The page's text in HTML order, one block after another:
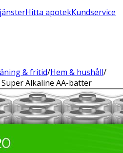
Hitta apotekKundservice
& fritid/Hem & hushåll/
Super Alkaline AA-batter